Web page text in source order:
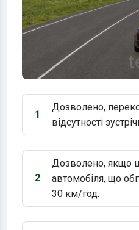
Варіант 1:
1
Дозволено,
відсутності
Варіант 2:
2
Дозволено, якщо
автомобіля, що
30 км/год.